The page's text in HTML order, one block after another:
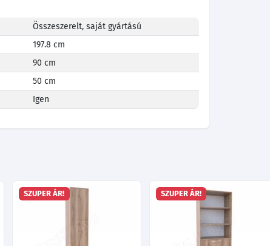
Összeszerelt, saját gyártású
197.8 cm
90 cm
50 cm
Igen
SZUPER ÁR! SZUPER ÁR!